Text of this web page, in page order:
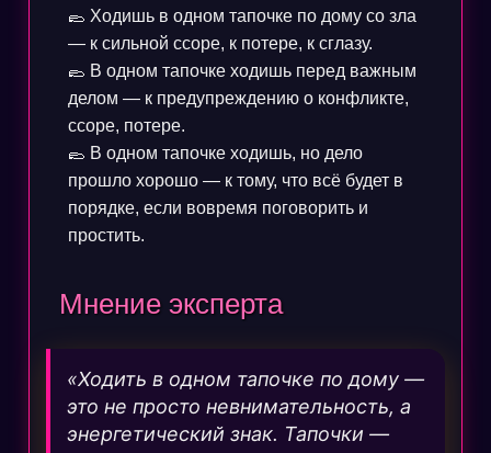
🥿 Ходишь в одном тапочке по дому со зла
— к сильной ссоре, к потере, к сглазу.
🥿 В одном тапочке ходишь перед важным
делом — к предупреждению о конфликте,
ссоре, потере.
🥿 В одном тапочке ходишь, но дело
прошло хорошо — к тому, что всё будет в
порядке, если вовремя поговорить и
простить.
Мнение эксперта
«Ходить в одном тапочке по дому —
это не просто невнимательность, а
энергетический знак. Тапочки —